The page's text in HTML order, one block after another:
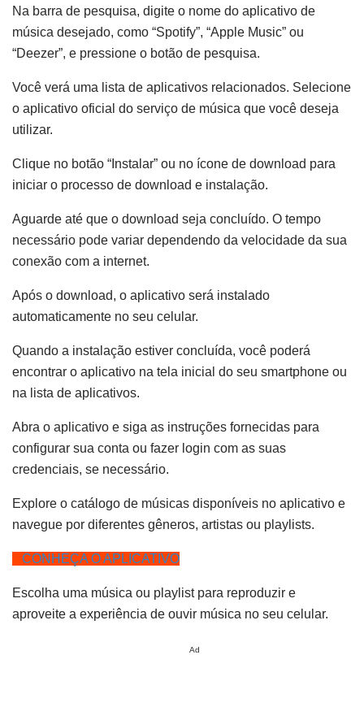
Na barra de pesquisa, digite o nome do aplicativo de
música desejado, como “Spotify”, “Apple Music” ou
“Deezer”, e pressione o botão de pesquisa.
Você verá uma lista de aplicativos relacionados. Selecione
o aplicativo oficial do serviço de música que você deseja
utilizar.
Clique no botão “Instalar” ou no ícone de download para
iniciar o processo de download e instalação.
Aguarde até que o download seja concluído. O tempo
necessário pode variar dependendo da velocidade da sua
conexão com a internet.
Após o download, o aplicativo será instalado
automaticamente no seu celular.
Quando a instalação estiver concluída, você poderá
encontrar o aplicativo na tela inicial do seu smartphone ou
na lista de aplicativos.
Abra o aplicativo e siga as instruções fornecidas para
configurar sua conta ou fazer login com as suas
credenciais, se necessário.
Explore o catálogo de músicas disponíveis no aplicativo e
navegue por diferentes gêneros, artistas ou playlists.
CONHEÇA O APLICATIVO
Escolha uma música ou playlist para reproduzir e
aproveite a experiência de ouvir música no seu celular.
Ad